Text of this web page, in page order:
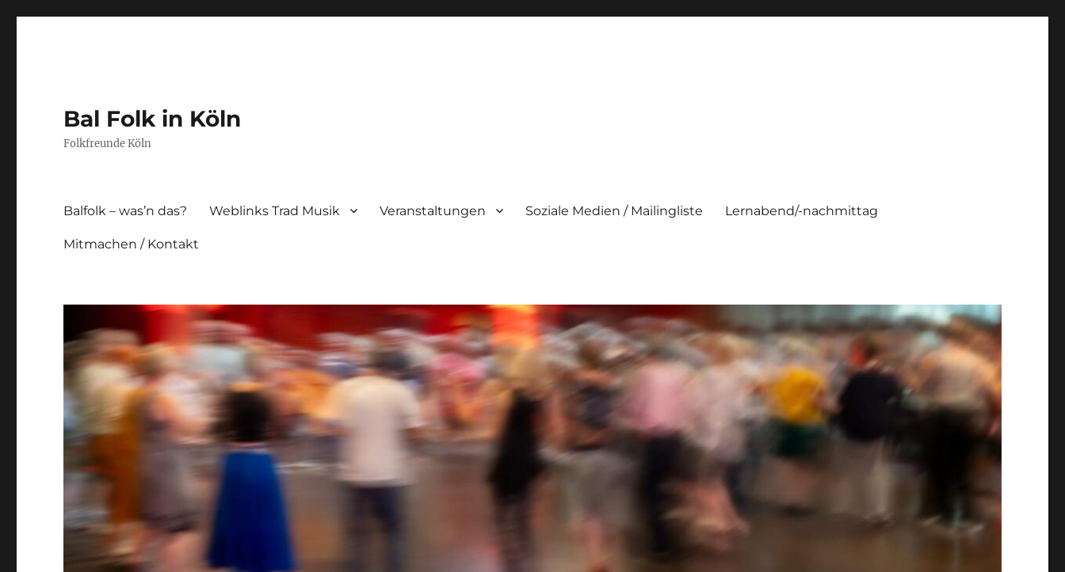
Bal Folk in Köln
Folkfreunde Köln
Balfolk – was’n das? Weblinks Trad Musik Veranstaltungen Soziale Medien / Mailingliste Lernabend/-nachmittag
Mitmachen / Kontakt